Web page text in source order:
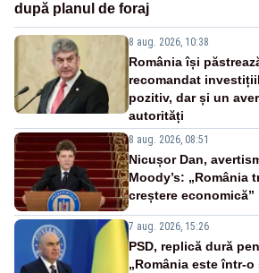
după planul de foraj
8 aug. 2026, 10:38
România își
recomandat
pozitiv, dar și un
autorități
8 aug. 2026, 08:51
Nicușor Dan,
Moody’s: „România
creștere economică”
7 aug. 2026, 15:26
PSD, replică dură
„România este într-